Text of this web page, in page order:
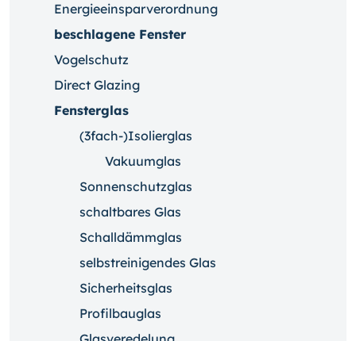
Energieeinsparverordnung
beschlagene Fenster
Vogelschutz
Direct Glazing
Fensterglas
(3fach-)Isolierglas
Vakuumglas
Sonnenschutzglas
schaltbares Glas
Schalldämmglas
selbstreinigendes Glas
Sicherheitsglas
Profilbauglas